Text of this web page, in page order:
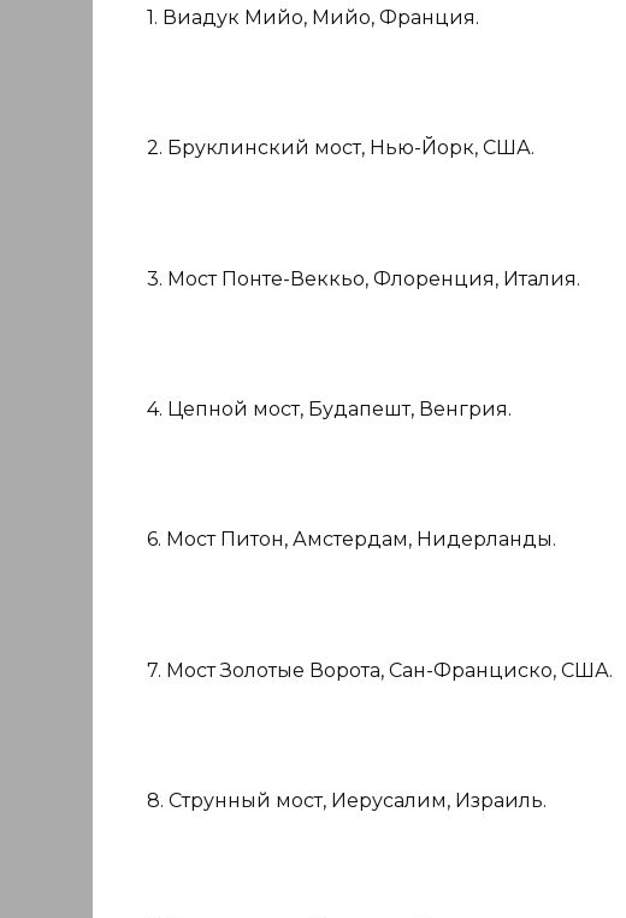
1. Виадук Мийо, Мийо, Франция.
2. Бруклинский мост, Нью-Йорк, США.
3. Мост Понте-Веккьо, Флоренция, Италия.
4. Цепной мост, Будапешт, Венгрия.
6. Мост Питон, Амстердам, Нидерланды.
7. Мост Золотые Ворота, Сан-Франциско, США.
8. Струнный мост, Иерусалим, Израиль.